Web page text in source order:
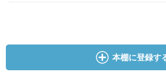
本棚に登録す